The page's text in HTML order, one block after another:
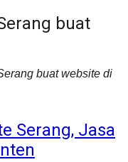
buat
buat website di
Serang, Jasa